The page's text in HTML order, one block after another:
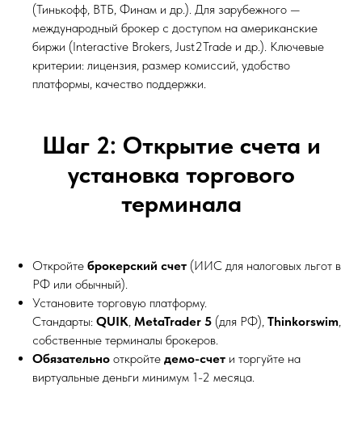
(Тинькофф, ВТБ, Финам и др.). Для зарубежного —
международный брокер с доступом на американские
биржи (Interactive Brokers, Just2Trade и др.). Ключевые
критерии: лицензия, размер комиссий, удобство
платформы, качество поддержки.
Шаг 2: Открытие счета и
установка торгового
терминала
Откройте брокерский счет (ИИС для налоговых льгот в
РФ или обычный).
Установите торговую платформу.
Стандарты: QUIK MetaTrader 5 (для РФ), Thinkorswim
собственные терминалы брокеров.
Обязательно откройте демо-счет и торгуйте на
виртуальные деньги минимум 1-2 месяца.